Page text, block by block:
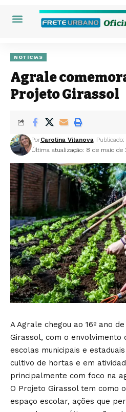
NOTÍCIAS
Agrale
Projeto Girassol
Última atualização: 8 de maio de
PorCarolina Vilanova
A Agrale chegou ao 16º ano
Girassol, com o envolvimento
escolas municipais e
cultivo de hortas e em
principalmente com foco na
O Projeto Girassol tem como
espaço escolar, ações que